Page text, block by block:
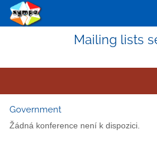
Mailing lists
Government
Žádná konference není k dispozici.